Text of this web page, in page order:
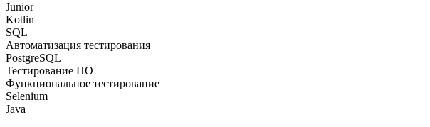
Junior
Kotlin
SQL
Автоматизация тестирования
PostgreSQL
Тестирование ПО
Функциональное тестирование
Selenium
Java